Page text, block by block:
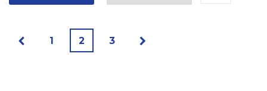
1 2 3